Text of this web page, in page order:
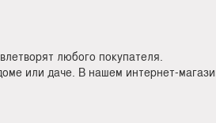
любого покупателя.
или даче. В нашем интернет-